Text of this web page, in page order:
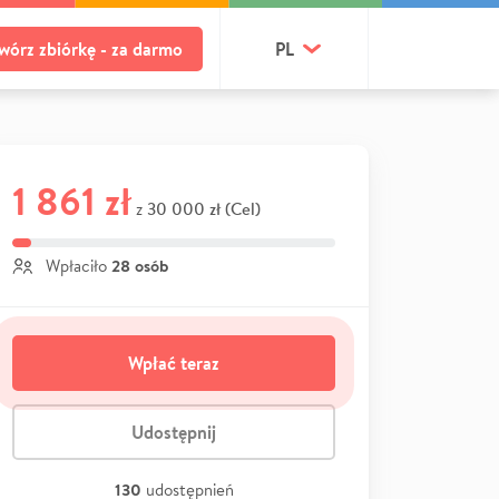
zbiórkę - za darmo PL
1 861 zł z 30 000 zł (Cel)
Wpłaciło 28 osób
Wpłać teraz
Udostępnij
130 udostępnień